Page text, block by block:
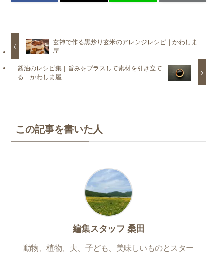
玄神で作る黒炒り玄米のアレンジレシピ｜かわしま
屋
醤油のレシピ集｜旨みをプラスして素材を引き立て
る｜かわしま屋
この記事を書いた人
編集スタッフ 桑田
動物、植物、夫、子ども、美味しいものとスター